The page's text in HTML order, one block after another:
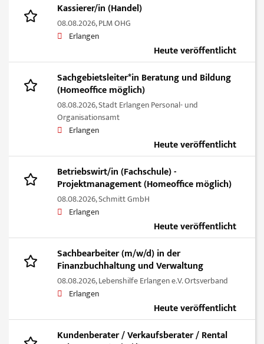
Kassierer/in (Handel)
08.08.2026,PLM OHG
Erlangen
Heute veröffentlicht
Sachgebietsleiter*in Beratung und Bildung
(Homeoffice möglich)
08.08.2026,Stadt Erlangen Personal- und
Organisationsamt
Erlangen
Heute veröffentlicht
Betriebswirt/in (Fachschule) -
Projektmanagement (Homeoffice möglich)
08.08.2026,Schmitt GmbH
Erlangen
Heute veröffentlicht
Sachbearbeiter (m/w/d) in der
Finanzbuchhaltung und Verwaltung
08.08.2026,Lebenshilfe Erlangen e.V. Ortsverband
Erlangen
Heute veröffentlicht
Kundenberater / Verkaufsberater / Rental